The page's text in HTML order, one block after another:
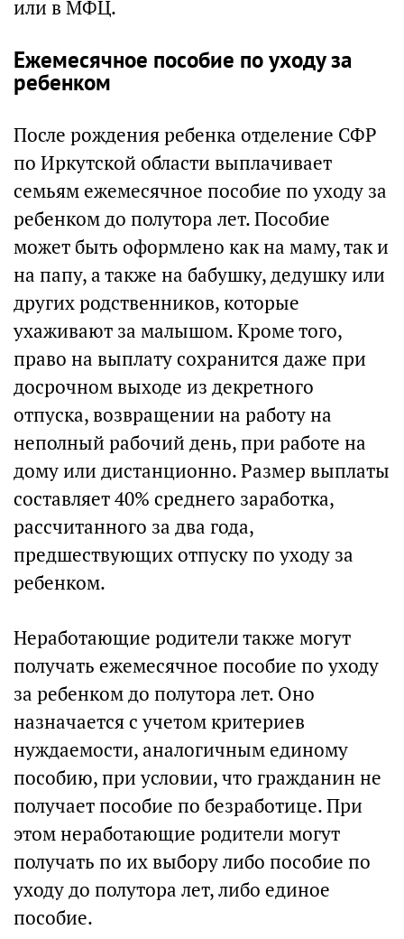
или в МФЦ.
Ежемесячное пособие по уходу за
ребенком
После рождения ребенка отделение СФР
по Иркутской области выплачивает
семьям ежемесячное пособие по уходу за
ребенком до полутора лет. Пособие
может быть оформлено как на маму, так и
на папу, а также на бабушку, дедушку или
других родственников, которые
ухаживают за малышом. Кроме того,
право на выплату сохранится даже при
досрочном выходе из декретного
отпуска, возвращении на работу на
неполный рабочий день, при работе на
дому или дистанционно. Размер выплаты
составляет 40% среднего заработка,
рассчитанного за два года,
предшествующих отпуску по уходу за
ребенком.
Неработающие родители также могут
получать ежемесячное пособие по уходу
за ребенком до полутора лет. Оно
назначается с учетом критериев
нуждаемости, аналогичным единому
пособию, при условии, что гражданин не
получает пособие по безработице. При
этом неработающие родители могут
получать по их выбору либо пособие по
уходу до полутора лет, либо единое
пособие.